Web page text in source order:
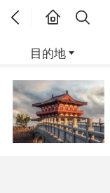
目的地